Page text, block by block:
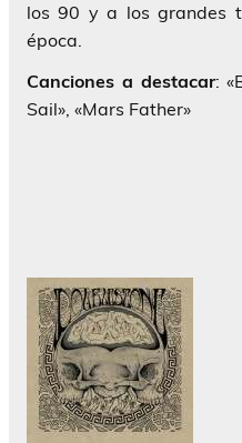
los 90 y a los grandes
época.
Canciones a destacar:
Sail», «Mars Father»